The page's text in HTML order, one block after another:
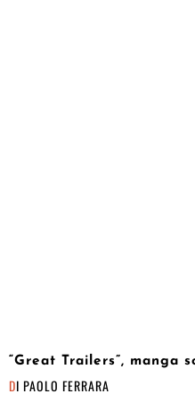
“Great Trailers”, manga
DI PAOLO FERRARA